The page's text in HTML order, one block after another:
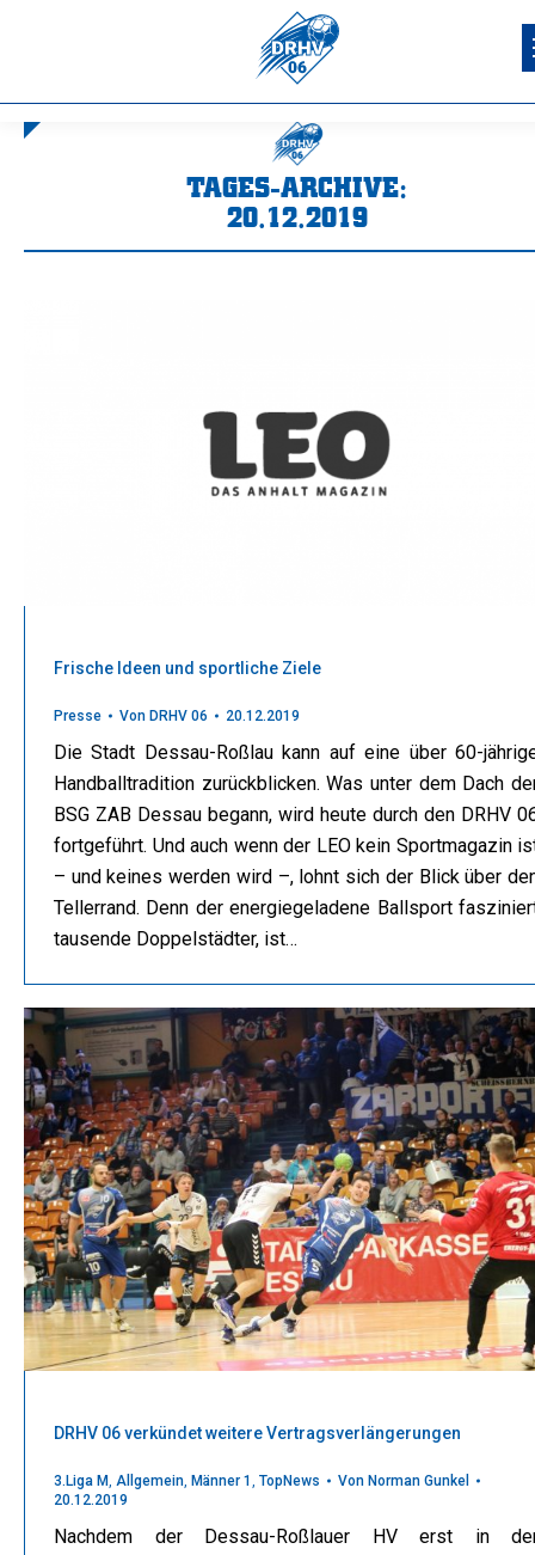
TAGES-ARCHIVE:
20.12.2019
Frische Ideen und sportliche Ziele
Presse Von DRHV 06 20.12.2019
Die Stadt Dessau-Roßlau kann auf eine über 60-
Handballtradition zurückblicken. Was unter dem Dach
BSG ZAB Dessau begann, wird heute durch den DRHV
fortgeführt. Und auch wenn der LEO kein Sportmagazin
– und keines werden wird –, lohnt sich der Blick über
Tellerrand. Denn der energiegeladene Ballsport
tausende Doppelstädter, ist…
DRHV 06 verkündet weitere Vertragsverlängerungen
3.Liga M, Allgemein, Männer 1 , TopNews Von Norman Gunkel
20.12.2019
Nachdem der Dessau-Roßlauer HV erst in